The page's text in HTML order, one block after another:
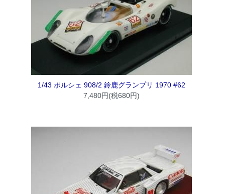
1/43 ポルシェ 908/2 鈴鹿グランプリ 1970 #62
7,480円(税680円)